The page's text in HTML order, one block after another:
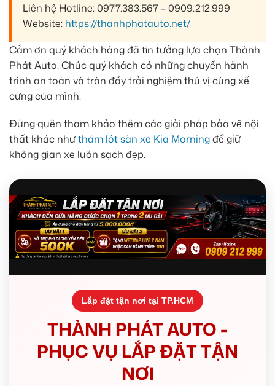
Liên hệ Hotline: 0977.383.567 – 0909.212.999
Website: https://thanhphatauto.net/
Cảm ơn quý khách hàng đã tin tưởng lựa chọn Thành
Phát Auto. Chúc quý khách có những chuyến hành
trình an toàn và tràn đầy trải nghiệm thú vị cùng xế
cưng của mình.
Đừng quên tham khảo thêm các giải pháp bảo vệ nội
thất khác nhưthảm lót sàn xe Kia Morningđể giữ
không gian xe luôn sạch đẹp.
Lắp đặt tận nơi tại TP.HCM
THÀNH PHÁT AUTO -
PHỤC VỤ LẮP ĐẶT TẬN
NƠI